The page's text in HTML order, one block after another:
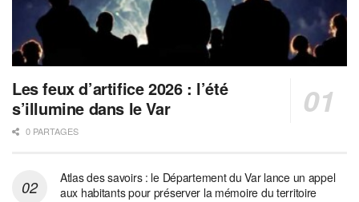
Les feux d’artifice 2026 : l’été
s’illumine dans le Var
0 PARTAGES
Atlas des savoirs : le Département du Var lance un appel
aux habitants pour préserver la mémoire du territoire